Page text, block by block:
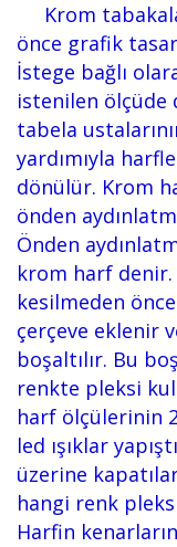
Krom
önce grafik
İstege bağlı
istenilen
tabela
yardımıyla
dönülür. Krom
önden
Önden
krom harf denir.
kesilmeden
çerçeve eklenir
boşaltılır. Bu
renkte pleksi
harf ölçülerinin
led ışıklar
üzerine
hangi renk
Harfin